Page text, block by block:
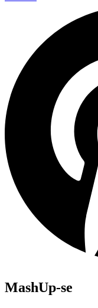
MashUp-se